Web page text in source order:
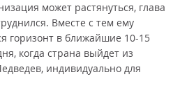
может растянуться, глава
Вместе с тем ему
горизонт в ближайшие 10-15
когда страна выйдет из
индивидуально для